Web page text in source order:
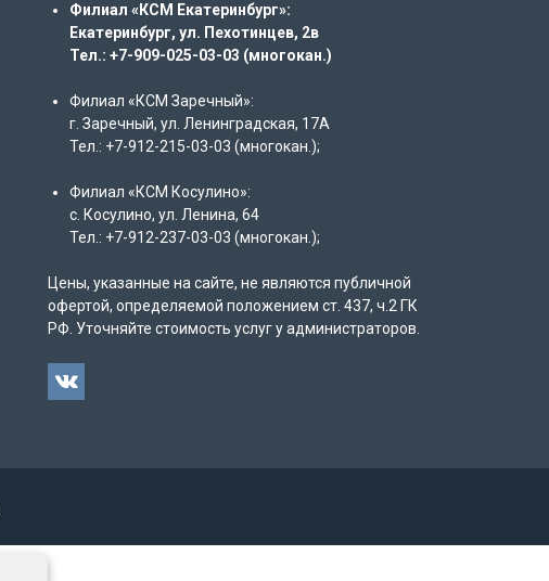
Филиал «КСМ Екатеринбург»:
Екатеринбург, ул. Пехотинцев, 2в
Тел.: +7-909-025-03-03 (многокан.)
Филиал «КСМ Заречный»:
г. Заречный, ул. Ленинградская, 17А
Тел.: +7-912-215-03-03 (многокан.);
Филиал «КСМ Косулино»:
с. Косулино, ул. Ленина, 64
Тел.: +7-912-237-03-03 (многокан.);
Цены, указанные на сайте, не являются публичной
офертой, определяемой положением ст. 437, ч.2 ГК
РФ. Уточняйте стоимость услуг у администраторов.